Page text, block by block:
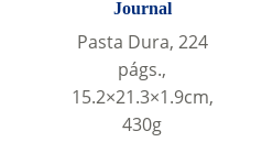
Journal
Pasta Dura, 224
págs.,
15.2×21.3×1.9cm,
430g